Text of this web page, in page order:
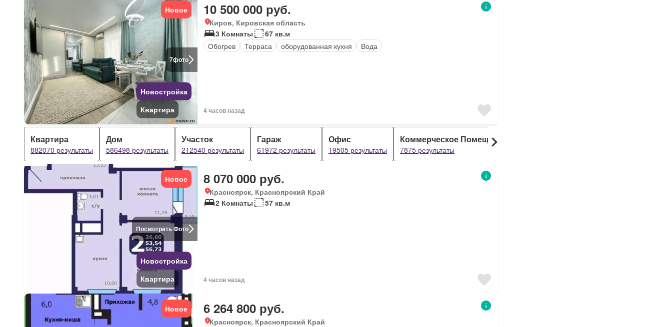
7фото
Новое
Новостройка
Квартира
10 500 000 руб.
Киров, Кировская область
3 Комнаты
67 кв.м
Обогрев
Терраса оборудованная кухня Вода
4 часов назад
Квартира
882070 результаты
Дом
586498 результаты
Участок
212540 результаты
Гараж
61972 результаты
Офис
19505 результаты
Коммерческое Помещение
7875 результаты
Посмотреть Фото
Новое
Новостройка
Квартира
8 070 000 руб.
Красноярск, Красноярский Край
2 Комнаты
57 кв.м
4 часов назад
Новое 6 264 800 руб.
Красноярск, Красноярский Край